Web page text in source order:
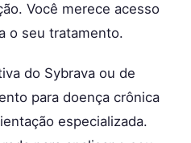
Você merece acesso
o seu tratamento.
do Sybrava ou de
para doença crônica
especializada.